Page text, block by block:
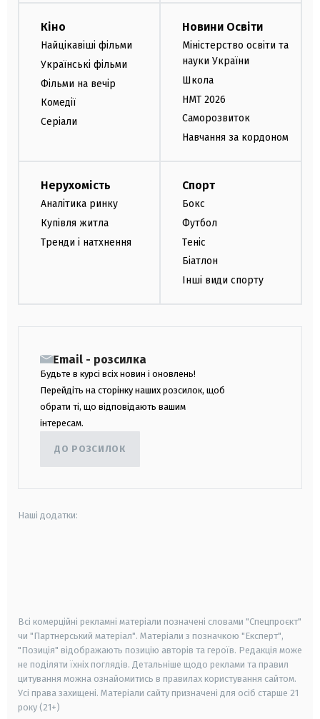
Кіно
Найцікавіші фільми
Українські фільми
Фільми на вечір
Комедії
Серіали
Новини Освіти
Міністерство освіти та
науки України
Школа
НМТ 2026
Саморозвиток
Навчання за кордоном
Нерухомість
Аналітика ринку
Купівля житла
Тренди і натхнення
Спорт
Бокс
Футбол
Теніс
Біатлон
Інші види спорту
Email - розсилка
Будьте в курсі всіх новин і оновлень!
Перейдіть на сторінку наших розсилок, щоб
обрати ті, що відповідають вашим
інтересам.
ДО РОЗСИЛОК
Наші додатки:
Всі комерційні рекламні матеріали позначені словами "Спецпроєкт"
чи "Партнерський матеріал". Матеріали з позначкою "Експерт",
"Позиція" відображають позицію авторів та героїв. Редакція може
не поділяти їхніх поглядів. Детальніше щодо реклами та правил
цитування можна ознайомитись в правилах користування сайтом.
Усі права захищені. Матеріали сайту призначені для осіб старше 21
року (21+)